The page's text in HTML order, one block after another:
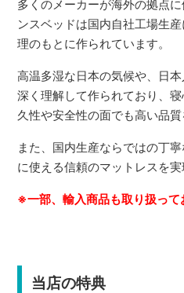
多くのメーカーが海外の拠点
ンスベッドは国内自社工場生
理のもとに作られています。
高温多湿な日本の気候や、日
深く理解して作られており、
久性や安全性の面でも高い品質
また、国内生産ならではの丁
に使える信頼のマットレスを実
※一部、輸入商品も取り扱って
当店の特典